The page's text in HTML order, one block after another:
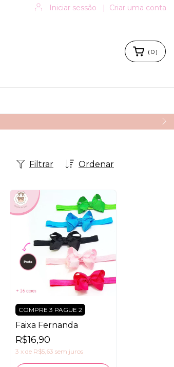
Iniciar sessão | Criar uma conta
( 0 )
Ordenar
Filtrar
COMPRE 3 PAGUE 2
Faixa Fernanda
R$16,90
3 x de R$5,63 sem juros